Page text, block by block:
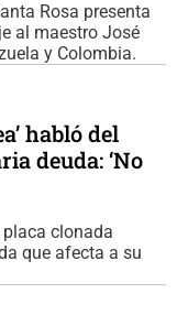
Rosa presenta
al maestro José
y Colombia.
habló del
deuda: ‘No
clonada
que afecta a su